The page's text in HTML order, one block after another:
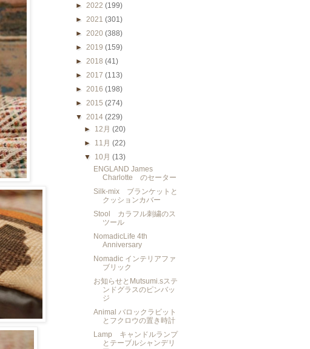
► 2022 (199)
► 2021 (301)
► 2020 (388)
► 2019 (159)
► 2018 (41)
► 2017 (113)
► 2016 (198)
► 2015 (274)
▼ 2014 (229)
► 12月(20)
► 11月(22)
▼ 10月(13)
ENGLAND James
Charlotte のセーター
Silk-mix ブランケットと
クッションカバー
Stool カラフル刺繍のス
ツール
NomadicLife 4th
Anniversary
Nomadic インテリアファ
ブリック
お知らせとMutsumi.sステ
ンドグラスのピンバッ
ジ
Animal バロックラビット
とフクロウの置き時計
Lamp キャンドルランプ
とテーブルシャンデリ